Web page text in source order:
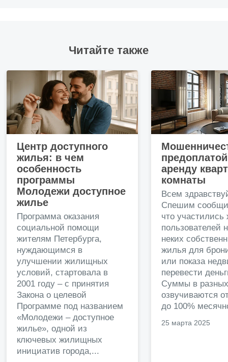
Читайте также
Центр доступного
жилья: в чем
особенность
программы
Молодежи доступное
жилье
Программа оказания
социальной помощи
жителям Петербурга,
нуждающимся в
улучшении жилищных
условий, стартовала в
2001 году – с принятия
Закона о целевой
Программе под названием
«Молодежи – доступное
жилье», одной из
ключевых жилищных
инициатив города,...
аренду
комнаты
Всем
Спешим
что
пользователей
неких
жилья для
или показа
перевести
Суммы в
озвучиваются
до 100%
25 марта 2025